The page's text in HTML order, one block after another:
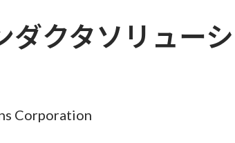
ダクタソリュー
Corporation